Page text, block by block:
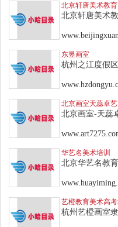
北京轩唐美术教育
北京轩唐美术
东昱画室
杭州之江度假
北京画室天蕊卓艺
北京画室-天蕊
华艺名美术培训
北京华艺名教
艺橙教育美术高考
杭州艺橙画室